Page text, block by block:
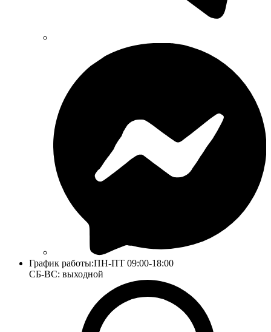
График работы:ПН-ПТ 09:00-18:00
СБ-ВС: выходной